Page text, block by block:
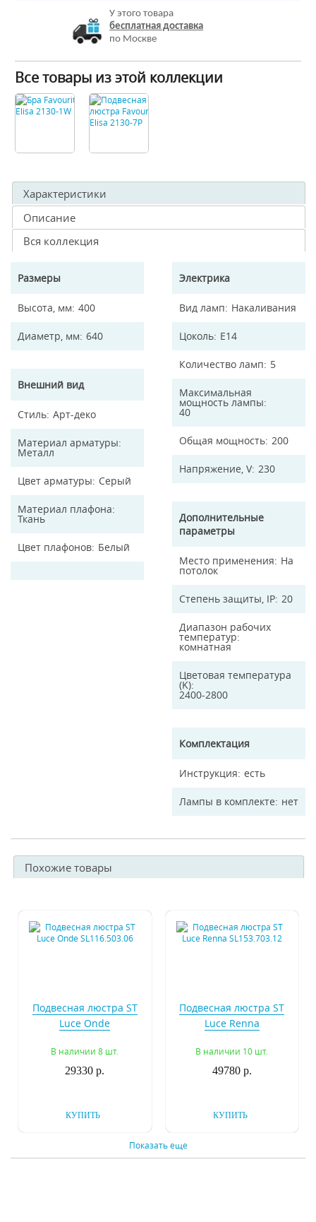
У этого товара
бесплатная доставка
по Москве
Все товары из этой коллекции
Характеристики
Описание
Вся коллекция
Размеры
Высота, мм 400
Диаметр, мм 640
Внешний вид
Стиль Арт-деко
Материал арматуры
Металл
Цвет арматуры Серый
Материал плафона
Ткань
Цвет плафонов Белый
Электрика
Вид ламп Накаливания
Цоколь E14
Количество ламп 5
Максимальная
мощность лампы
40
Общая мощность 200
Напряжение, V 230
Дополнительные
параметры
Место применения На
потолок
Степень защиты, IP 20
Диапазон рабочих
температур
комнатная
Цветовая температура
(K)
2400-2800
Комплектация
Инструкция есть
Лампы в комплекте нет
Похожие товары
Подвесная люстра ST
Luce Onde
В наличии 8 шт.
29330 р.
КУПИТЬ
Подвесная люстра ST
Luce Renna
В наличии 10 шт.
49780 р.
КУПИТЬ
Показать еще